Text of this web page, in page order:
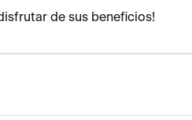
de sus beneficios!